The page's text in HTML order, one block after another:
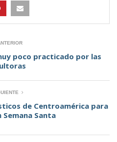
poco practicado por las
de Centroamérica para
Santa